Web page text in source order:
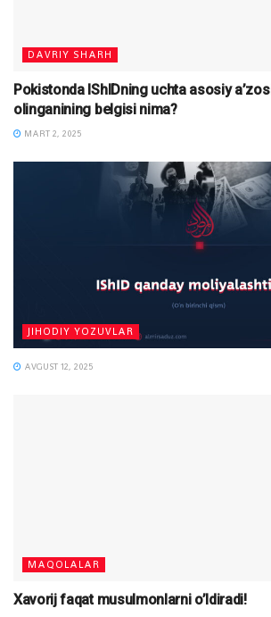
DAVRIY SHARH
Pokistonda IShIDning uchta asosiy
olinganining belgisi nima?
MART 2, 2025
JIHODIY YOZUVLAR
AVGUST 12, 2025
MAQOLALAR
Xavorij faqat musulmonlarni o’ldiradi!